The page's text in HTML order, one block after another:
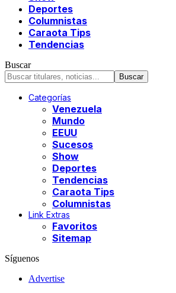
Deportes
Columnistas
Caraota Tips
Tendencias
Buscar
Categorías
Venezuela
Mundo
EEUU
Sucesos
Show
Deportes
Tendencias
Caraota Tips
Columnistas
Link Extras
Favoritos
Sitemap
Síguenos
Advertise